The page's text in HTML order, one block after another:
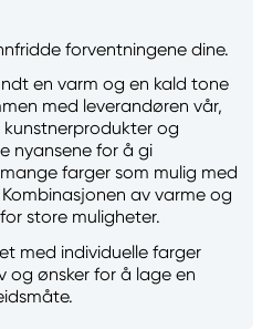
forventningene dine.
en varm og en kald tone
med leverandøren vår,
og
nyansene for å gi
farger som mulig med
av varme og
store muligheter.
med individuelle farger
og ønsker for å lage en